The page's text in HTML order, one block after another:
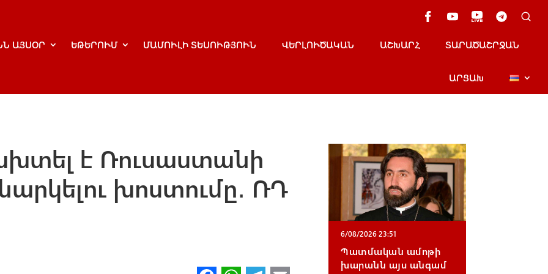
ԱՅՍՕՐ ԵԹԵՐՈՒՄ ՄԱՄՈՒԼԻ ՏԵՍՈՒԹՅՈՒՆ ՎԵՐԼՈՒԾԱԿԱՆ ԱՇԽԱՐՀ ՏԱՐԱԾԱՇՐՋԱՆ
ԱՐՑԱԽ
է Ռուսաստանի
խոստումը․ ՌԴ
6/08/2026 23:51
Պատմական ամոթի
խարանն այս անգամ